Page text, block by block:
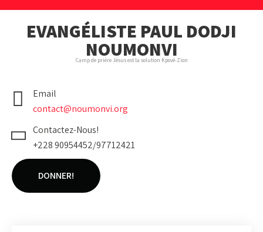
EVANGÉLISTE PAUL DODJI
NOUMONVI
Camp de prière Jésus est la solution Kpové-Zion
Email
contact@noumonvi.org
Contactez-Nous!
+228 90954452/97712421
DONNER!